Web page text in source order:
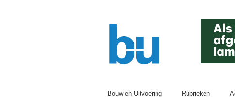
Bouw en Uitvoering Rubrieken